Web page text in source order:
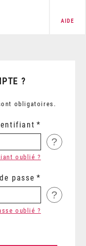
AIDE
?
obligatoires.
?
oublié ?
passe
?
oublié ?